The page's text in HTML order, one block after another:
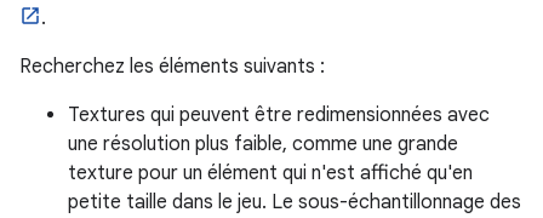
.
Recherchez les éléments suivants :
Textures qui peuvent être redimensionnées avec
une résolution plus faible, comme une grande
texture pour un élément qui n'est affiché qu'en
petite taille dans le jeu. Le sous-échantillonnage des